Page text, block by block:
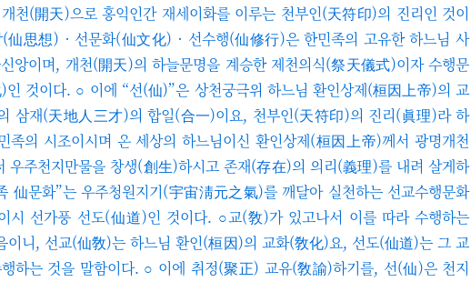
천(開天)으로 홍익인간 재세이화를 이루는 천부인(天符印)의 진리인 것이
(仙思想) · 선문화(仙文化) · 선수행(仙修行)은 한민족의 고유한 하느님 사
앙이며, 개천(開天)의 하늘문명을 계승한 제천의식(祭天儀式)이자 수행문
인 것이다. ○ 이에 “​선(仙)”은 상천궁극위 하느님 환인상제(桓因上帝)의 교
삼재(天地人三才)의 합일(合一)이요, 천부인(天符印)의 진리(眞理)라 하
족의 시조이시며 온 세상의 하느님이신 환인상제(桓因上帝)께서 광명개천
우주천지만물을 창생(創生)하시고 존재(存在)의 의리(義理)를 내려 살게하
仙문화”는 우주청원지기(宇宙淸元之氣)를 깨달아 실천하는 선교수행문화
시 선가풍 선도(仙道)인 것이다. ○교(敎)가 있고나서 이를 따라 수행하는
이니, 선교(仙敎)는 하느님 환인(桓因)의 교화(敎化)요, 선도(仙道)는 그 교
하는 것을 말함이다. ○ 이에 취정(聚正) 교유(敎諭)하기를, 선(仙)은 천지